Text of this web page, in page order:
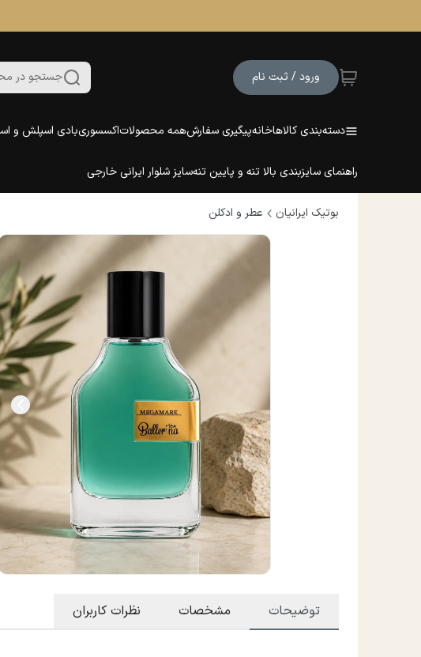
ورود / ثبت نام جستجو در
دسته‌بندی کالاهاخانهپیگیری سفارشهمه محصولاتاکسسوریبادی اسپلش و
راهنمای سایزبندی بالا تنه و پایین تنهسایز شلوار ایرانی خارجی
بوتیک ایرانیان عطر و ادکلن
توضیحات مشخصات نظرات کاربران